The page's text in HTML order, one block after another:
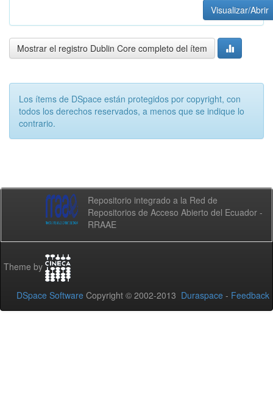
Visualizar/Abrir
Mostrar el registro Dublin Core completo del ítem
Los ítems de DSpace están protegidos por copyright, con
todos los derechos reservados, a menos que se indique lo
contrario.
Repositorio integrado a la Red de
Repositorios de Acceso Abierto del Ecuador -
RRAAE
Theme by
DSpace Software Copyright © 2002-2013 Duraspace - Feedback